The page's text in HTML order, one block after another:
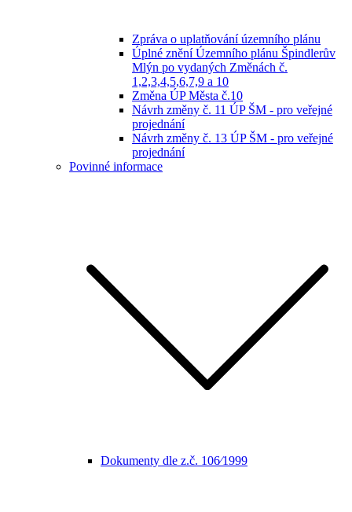
Zpráva o uplatňování územního plánu
Úplné znění Územního plánu Špindlerův
Mlýn po vydaných Změnách č.
1,2,3,4,5,6,7,9 a 10
Změna ÚP Města č.10
Návrh změny č. 11 ÚP ŠM - pro veřejné
projednání
Návrh změny č. 13 ÚP ŠM - pro veřejné
projednání
Povinné informace
Dokumenty dle z.č. 106⁄1999